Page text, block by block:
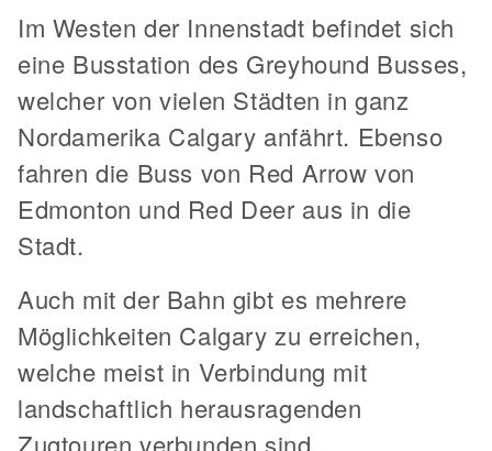
Im Westen der Innenstadt befindet sich
eine Busstation des Greyhound Busses,
welcher von vielen Städten in ganz
Nordamerika Calgary anfährt. Ebenso
fahren die Buss von Red Arrow von
Edmonton und Red Deer aus in die
Stadt.
Auch mit der Bahn gibt es mehrere
Möglichkeiten Calgary zu erreichen,
welche meist in Verbindung mit
landschaftlich herausragenden
Zugtouren verbunden sind.